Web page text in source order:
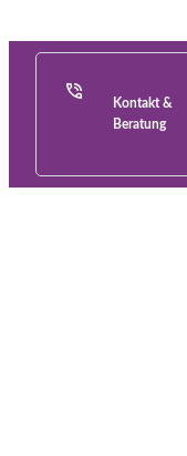
Kontakt &
Beratung